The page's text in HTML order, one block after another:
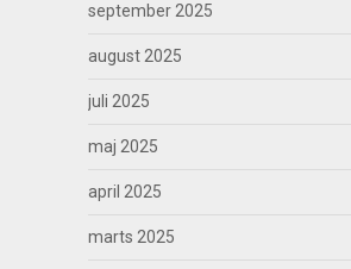
september 2025
august 2025
juli 2025
maj 2025
april 2025
marts 2025